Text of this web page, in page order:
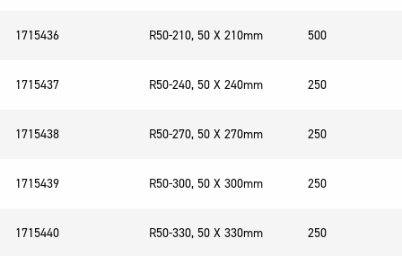
1715436 R50-210, 50 X 210mm 500
1715437 R50-240, 50 X 240mm 250
1715438 R50-270, 50 X 270mm 250
1715439 R50-300, 50 X 300mm 250
1715440 R50-330, 50 X 330mm 250